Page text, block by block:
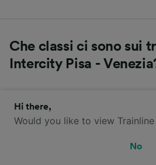
Che classi ci sono sui
Intercity Pisa -
Trenitalia Intercity sulla tratta Pisa
Hi there,
Would you like to view Trainline
No